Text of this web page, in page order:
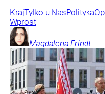
KrajTylko u NasPolityka
Wprost
Magdalena Frindt